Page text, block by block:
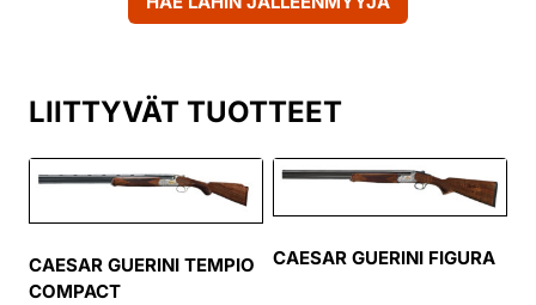
LIITTYVÄT TUOTTEET
CAESAR GUERINI TEMPIO
COMPACT
CAESAR GUERINI FIGURA